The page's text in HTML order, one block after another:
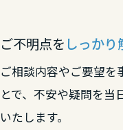
ご不明点を しっかり
ご相談内容やご要望を
とで、不安や疑問を当
いたします。